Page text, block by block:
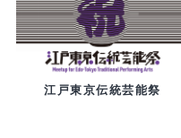
江戸東京伝統芸能祭